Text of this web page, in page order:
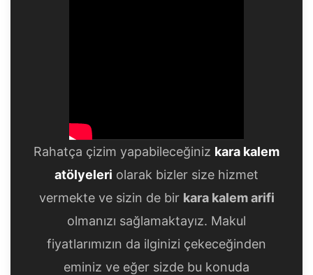
Rahatça çizim yapabileceğiniz kara kalem
atölyeleri olarak bizler size hizmet
vermekte ve sizin de bir kara kalem arifi
olmanızı sağlamaktayız. Makul
fiyatlarımızın da ilginizi çekeceğinden
eminiz ve eğer sizde bu konuda